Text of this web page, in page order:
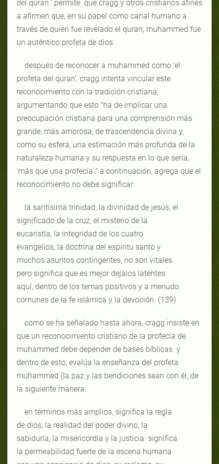
del quran ' permite que cragg y otros cristianos afines
a afirmen que, en su papel como canal humano a
través de quien fue revelado el quran, muhammed fue
un auténtico profeta de dios.
después de reconocer a muhammed como 'el
profeta del quran', cragg intenta vincular este
reconocimiento con la tradición cristiana,
argumentando que esto "ha de implicar una
preocupación cristiana para una comprensión más
grande, más amorosa, de trascendencia divina y,
como su esfera, una estimación más profunda de la
naturaleza humana y su respuesta en lo que sería,
'más que una profecía'." a continuación, agrega que el
reconocimiento no debe significar:
la santísima trinidad, la divinidad de jesús, el
significado de la cruz, el misterio de la
eucaristía, la integridad de los cuatro
evangelios, la doctrina del espíritu santo y
muchos asuntos contingentes, no son vitales.
pero significa que es mejor dejalos latentes
aquí, dentro de los temas positivos y a menudo
comunes de la fe islámica y la devoción. (139)
como se ha señalado hasta ahora, cragg insiste en
que un reconocimiento cristiano de la profecía de
muhammed debe depender de bases bíblicas. y
dentro de esto, evalúa la enseñanza del profeta
muhammed (la paz y las bendiciones sean con él, de
la siguiente manera:
en términos más amplios, significa la regla
de dios, la realidad del poder divino, la
sabiduría, la misericordia y la justicia. significa
la permeabilidad fuerte de la escena humana